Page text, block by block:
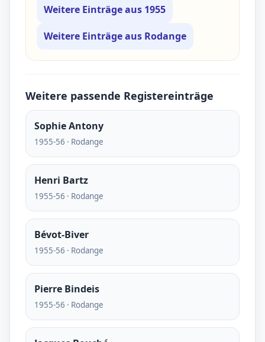
Weitere Einträge aus 1955
Weitere Einträge aus Rodange
Weitere passende Registereinträge
Sophie Antony
1955-56 · Rodange
Henri Bartz
1955-56 · Rodange
Bévot-Biver
1955-56 · Rodange
Pierre Bindeis
1955-56 · Rodange